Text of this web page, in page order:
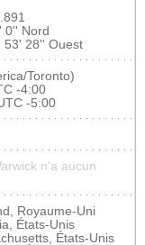
0'' Nord
53' 28'' Ouest
Toronto)
-4:00
-5:00
n'a aucun
Royaume-Uni
États-Unis
États-Unis